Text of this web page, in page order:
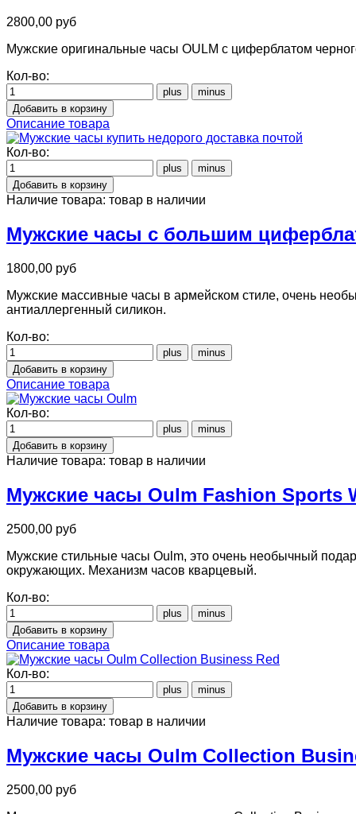
2800,00 руб
Мужские оригинальные часы OULM с циферблатом
Кол-во:
Описание товара
Кол-во:
Наличие товара: товар в наличии
Мужские часы с большим
1800,00 руб
Мужские массивные часы в армейском стиле, очень
антиаллергенный силикон.
Кол-во:
Описание товара
Кол-во:
Наличие товара: товар в наличии
Мужские часы Oulm Fashion Sports
2500,00 руб
Мужские стильные часы Oulm, это очень необычный
окружающих. Механизм часов кварцевый.
Кол-во:
Описание товара
Кол-во:
Наличие товара: товар в наличии
Мужские часы Oulm Collection
2500,00 руб